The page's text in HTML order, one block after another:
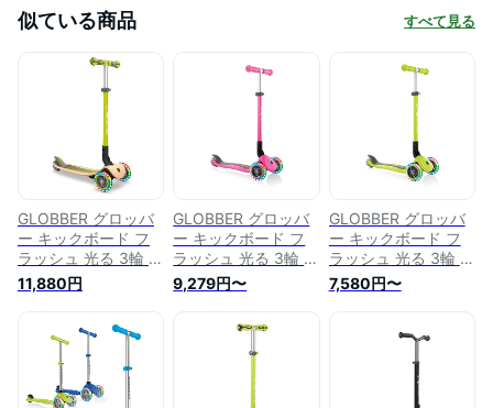
似ている商品 すべて見る
GLOBBER グロッバ
ー キックボード フ
ラッシュ 光る 3輪 ウ
ッドデッキ フットブ
レーキ 外遊び 子供
ーター プリモ/フォ
ールダブル/ウッド/
ライト ライムグリー
ン WLGB436106
11,880円
GLOBBER グロッバ
ー キックボード フ
ラッシュ 光る 3輪 フ
ットブレーキ 外遊び
子供 乗り物 キック
フォールダブル/ライ
WLGB432110
9,279円〜
GLOBBER グロッバ
ー キックボード フ
ラッシュ 光る 3輪 フ
ットブレーキ 外遊び
子供 乗り物 キック
フォールダブル/ライ
ト ライムグリーン
WLGB432106
7,580円〜